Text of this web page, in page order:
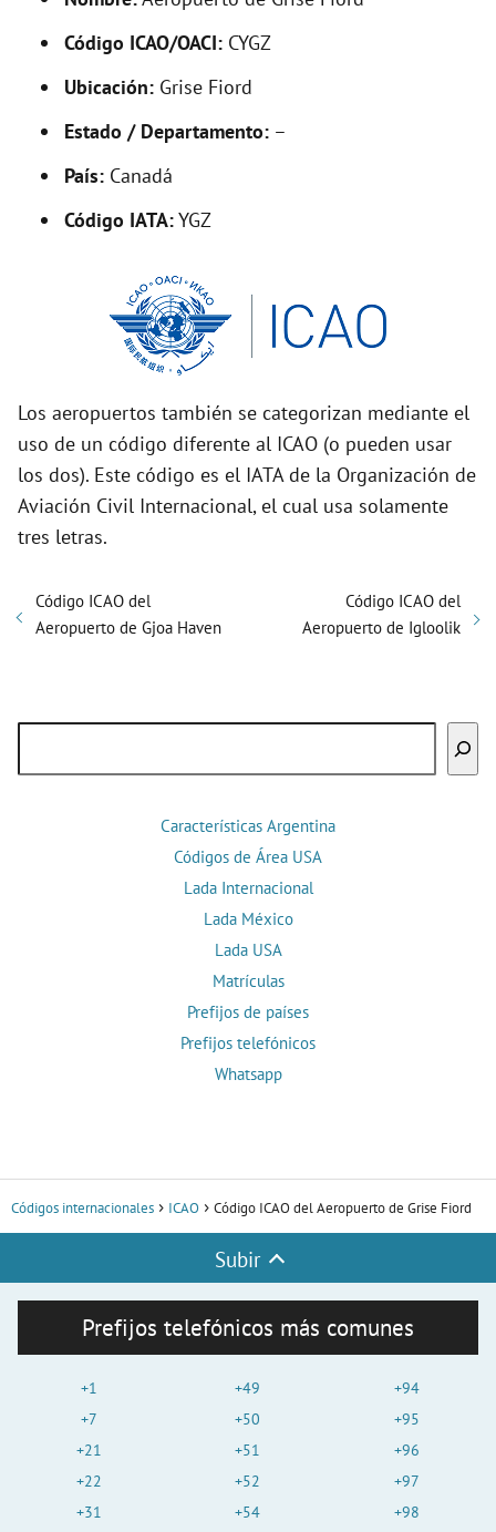
i
Código ICAO/OACI: CYGZ
Ubicación: Grise Fiord
Estado / Departamento: –
País: Canadá
Código IATA:YGZ
Los aeropuertos también se categorizan mediante el
uso de un código diferente al ICAO (o pueden usar
los dos). Este código es el IATA de la Organización de
Aviación Civil Internacional, el cual usa solamente
tres letras.
Código ICAO del
Aeropuerto de Gjoa Haven
Código ICAO del
Aeropuerto de Igloolik
Características Argentina
Códigos de Área USA
Lada Internacional
Lada México
Lada USA
Matrículas
Prefijos de países
Prefijos telefónicos
Whatsapp
Códigos internacionales ICAO Código ICAO del Aeropuerto de Grise Fiord
Subir
Prefijos telefónicos más comunes
+1
+7
+21
+22
+31
+49
+50
+51
+52
+54
+94
+95
+96
+97
+98